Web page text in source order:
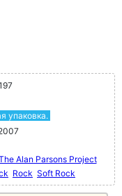
упаковка.
Alan Parsons Project
Rock Soft Rock